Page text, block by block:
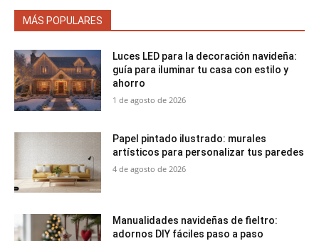
MÁS POPULARES
Luces LED para la decoración navideña:
guía para iluminar tu casa con estilo y
ahorro
1 de agosto de 2026
Papel pintado ilustrado: murales
artísticos para personalizar tus paredes
4 de agosto de 2026
Manualidades navideñas de fieltro:
adornos DIY fáciles paso a paso